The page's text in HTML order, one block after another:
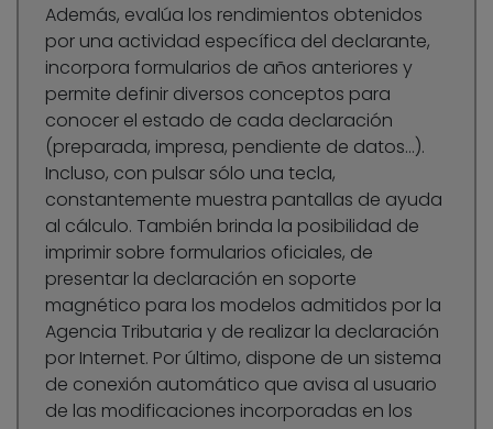
Además, evalúa los rendimientos obtenidos
por una actividad específica del declarante,
incorpora formularios de años anteriores y
permite definir diversos conceptos para
conocer el estado de cada declaración
(preparada, impresa, pendiente de datos…).
Incluso, con pulsar sólo una tecla,
constantemente muestra pantallas de ayuda
al cálculo. También brinda la posibilidad de
imprimir sobre formularios oficiales, de
presentar la declaración en soporte
magnético para los modelos admitidos por la
Agencia Tributaria y de realizar la declaración
por Internet. Por último, dispone de un sistema
de conexión automático que avisa al usuario
de las modificaciones incorporadas en los